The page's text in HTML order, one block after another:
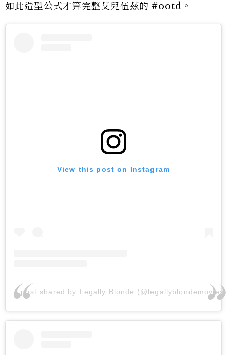
如此造型公式才算完整艾兒伍茲的 #ootd。
View this post on Instagram
A post shared by Legally Blonde (@legallyblondemovies)